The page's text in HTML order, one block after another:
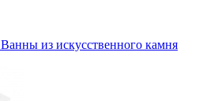
Ванны из искусственного камня